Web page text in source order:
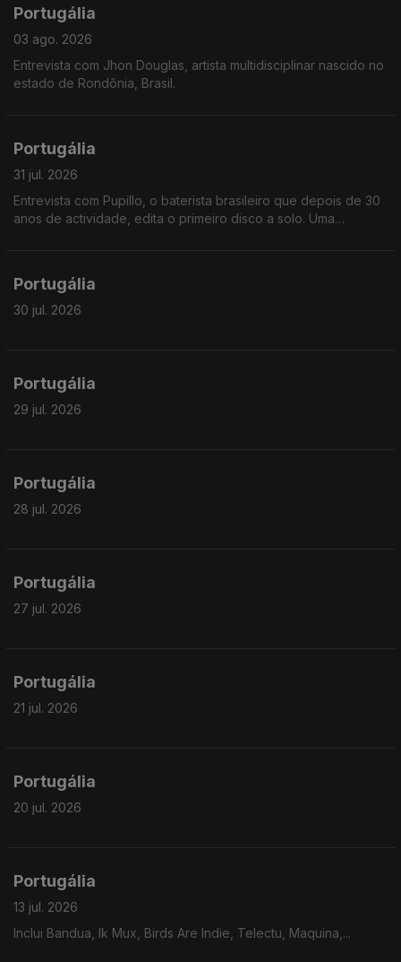
Portugália
03 ago. 2026
Entrevista com Jhon Douglas, artista multidisciplinar nascido no
estado de Rondônia, Brasil.
Portugália
31 jul. 2026
Entrevista com Pupillo, o baterista brasileiro que depois de 30
anos de actividade, edita o primeiro disco a solo. Uma
Portugália
30 jul. 2026
Portugália
29 jul. 2026
Portugália
28 jul. 2026
Portugália
27 jul. 2026
Portugália
21 jul. 2026
Portugália
20 jul. 2026
Portugália
13 jul. 2026
Inclui Bandua, Ik Mux, Birds Are Indie, Telectu, Maquina,...